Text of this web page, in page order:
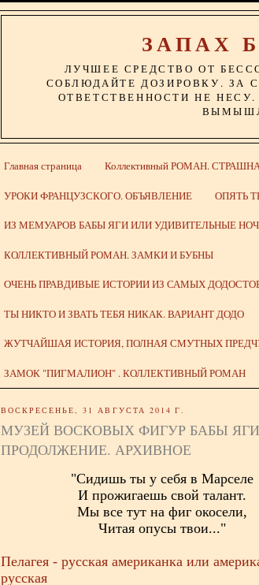
ЗАПАХ
ЛУЧШЕЕ СРЕДСТВО ОТ
СОБЛЮДАЙТЕ ДОЗИРОВКУ. ЗА
ОТВЕТСТВЕННОСТИ НЕ
Главная страница Коллективный РОМАН.
УРОКИ ФРАНЦУЗСКОГО. ОБЪЯВЛЕНИЕ ОПЯТЬ
ИЗ МЕМУАРОВ БАБЫ ЯГИ ИЛИ УДИВИТЕЛЬНЫЕ
КОЛЛЕКТИВНЫЙ РОМАН. ЗАМКИ И БУБНЫ
ОЧЕНЬ ПРАВДИВЫЕ ИСТОРИИ ИЗ САМЫХ
ТЫ НИКТО И ЗВАТЬ ТЕБЯ НИКАК. ВАРИАНТ ДОДО
ЖУТЧАЙШАЯ ИСТОРИЯ, ПОЛНАЯ СМУТНЫХ
ЗАМОК "ПИГМАЛИОН" . КОЛЛЕКТИВНЫЙ РОМАН
ВОСКРЕСЕНЬЕ, 31 АВГУСТА 2014 Г.
МУЗЕЙ ВОСКОВЫХ ФИГУР БАБЫ
ПРОДОЛЖЕНИЕ. АРХИВНОЕ
"Сидишь ты у себя в Марселе
И прожигаешь свой талант.
Мы все тут на фиг окосели,
Читая опусы твои..."
Пелагея - русская американка или
русская